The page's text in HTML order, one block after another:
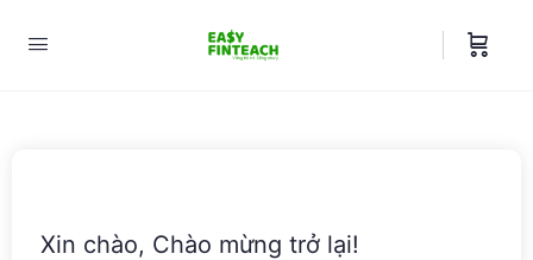
Xin chào, Chào mừng trở lại!